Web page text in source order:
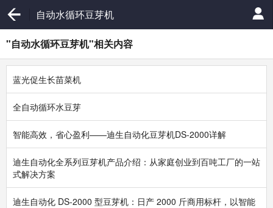
自动水循环豆芽机
"自动水循环豆芽机"相关内容
蓝光促生长苗菜机
全自动循环水豆芽
智能高效，省心盈利——迪生自动化豆芽机DS-2000详解
迪生自动化全系列豆芽机产品介绍：从家庭创业到百吨工厂的一站
式解决方案
迪生自动化 DS-2000 型豆芽机：日产 2000 斤商用标杆，以智能